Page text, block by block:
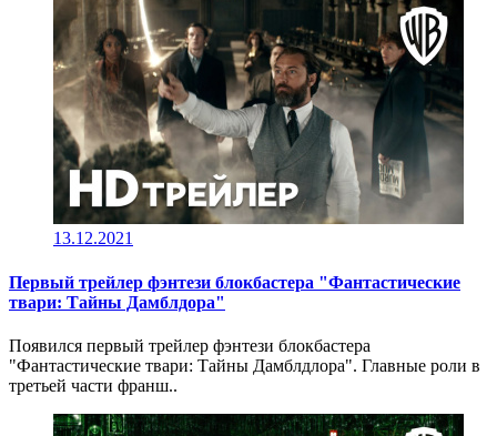
13.12.2021
Первый трейлер фэнтези блокбастера "Фантастические
твари: Тайны Дамблдора"
Появился первый трейлер фэнтези блокбастера
"Фантастические твари: Тайны Дамблдлора". Главные роли в
третьей части франш..